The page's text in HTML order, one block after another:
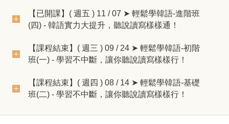
【已開課】( 週五 ) 11 / 07 ➤ 輕鬆學韓語-進階班
(四) - 韓語實力大提升，聽說讀寫樣樣通！
【課程結束】( 週三 ) 09 / 24 ➤ 輕鬆學韓語-初階
班(一) - 學習不中斷，讓你聽說讀寫樣樣行！
【課程結束】( 週四 ) 08 / 14 ➤ 輕鬆學韓語-基礎
班(二) - 學習不中斷，讓你聽說讀寫樣樣行！